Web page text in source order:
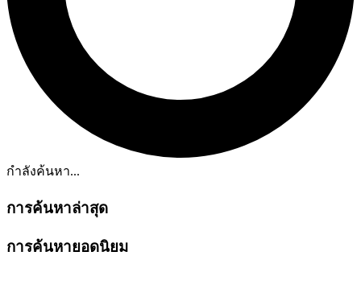
กำลังค้นหา...
การค้นหาล่าสุด
การค้นหายอดนิยม